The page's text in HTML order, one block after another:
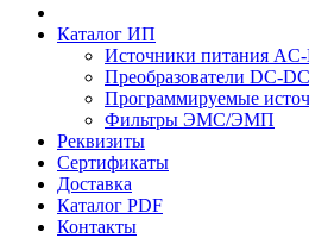
Каталог ИП
Источники питания
Преобразователи DC-DC
Программируемые
Фильтры ЭМС/ЭМП
Реквизиты
Сертификаты
Доставка
Каталог PDF
Контакты